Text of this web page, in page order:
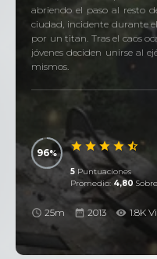
abriendo el paso al resto
ciudad, incidente durante
por un titan. Tras el caos
jóvenes deciden unirse al
mismos.
96
5 Puntuaciones
Promedio: 4,80
25m 2013 1.8K